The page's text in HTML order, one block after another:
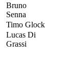
Bruno
Senna
Timo Glock
Lucas Di
Grassi